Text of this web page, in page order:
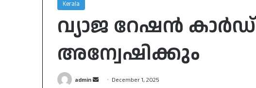
Kerala
വ്യാജ റേഷൻ
അന്വേഷിക്കും
admin
Send December 1, 2025